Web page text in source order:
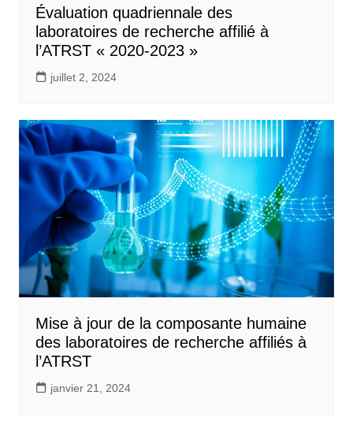
Évaluation quadriennale des
laboratoires de recherche affilié à
l’ATRST « 2020-2023 »
juillet 2, 2024
Mise à jour de la composante humaine
des laboratoires de recherche affiliés à
l’ATRST
janvier 21, 2024